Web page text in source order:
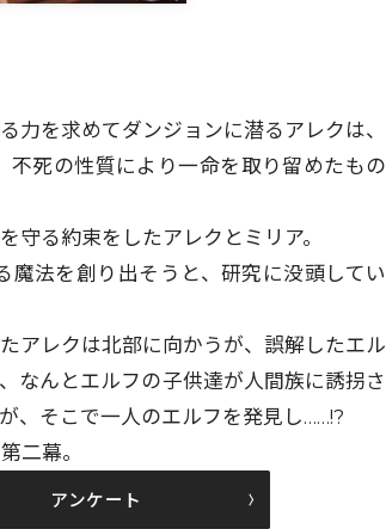
力を求めてダンジョンに潜るアレクは、
死の性質により一命を取り留めたもの
守る約束をしたアレクとミリア。
法を創り出そうと、研究に没頭してい
アレクは北部に向かうが、誤解したエル
なんとエルフの子供達が人間族に誘拐さ
、そこで一人のエルフを発見し……!?
二幕。
アンケート